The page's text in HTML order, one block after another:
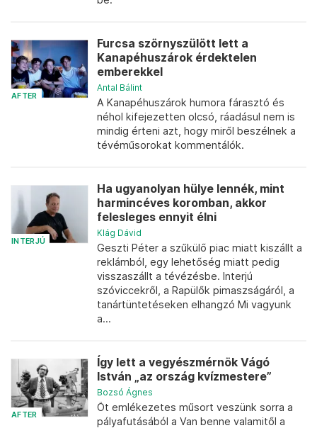
AFTER
Furcsa szörnyszülött lett a
Kanapéhuszárok érdektelen
emberekkel
Antal Bálint
A Kanapéhuszárok humora fárasztó és
néhol kifejezetten olcsó, ráadásul nem is
mindig érteni azt, hogy miről beszélnek a
tévéműsorokat kommentálók.
INTERJÚ
Ha ugyanolyan hülye lennék, mint
harmincéves koromban, akkor
felesleges ennyit élni
Klág Dávid
Geszti Péter a szűkülő piac miatt kiszállt a
reklámból, egy lehetőség miatt pedig
visszaszállt a tévézésbe. Interjú
szóviccekről, a Rapülők pimaszságáról, a
tanártüntetéseken elhangzó Mi vagyunk
a...
AFTER
Így lett a vegyészmérnök Vágó
István „az ország kvízmestere”
Bozsó Ágnes
Öt emlékezetes műsort veszünk sorra a
pályafutásából a Van benne valamitől a